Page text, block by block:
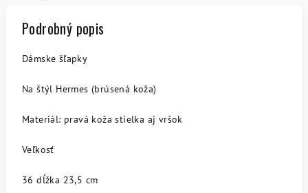
Podrobný popis
Dámske šľapky
Na štýl Hermes (brúsená koža)
Materiál: pravá koža stielka aj vršok
Veľkosť
36 dĺžka 23,5 cm